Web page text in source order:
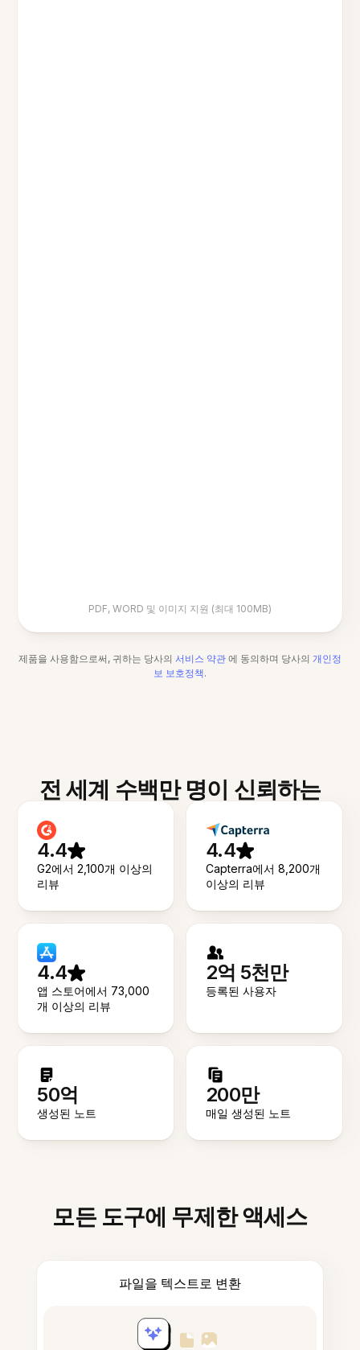
PDF, WORD 및 이미지 지원 (최대 100MB)
제품을 사용함으로써, 귀하는 당사의 서비스 약관 에 동의하며 당사의 개인정
보 보호정책.
전 세계 수백만 명이 신뢰하는
4.4
G2에서 2,100개 이상의
리뷰
4.4
Capterra에서 8,200개
이상의 리뷰
4.4
앱 스토어에서 73,000
개 이상의 리뷰
2억 5천만
등록된 사용자
50억
생성된 노트
200만
매일 생성된 노트
모든 도구에 무제한 액세스
파일을 텍스트로 변환